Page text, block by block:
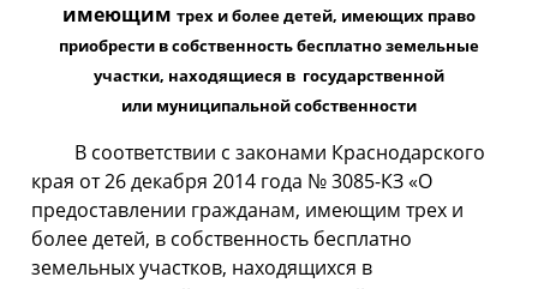
имеющим трех и более детей, имеющих право
приобрести в собственность бесплатно земельные
участки, находящиеся в государственной
или муниципальной собственности
В соответствии с законами Краснодарского
края от 26 декабря 2014 года № 3085-КЗ «О
предоставлении гражданам, имеющим трех и
более детей, в собственность бесплатно
земельных участков, находящихся в